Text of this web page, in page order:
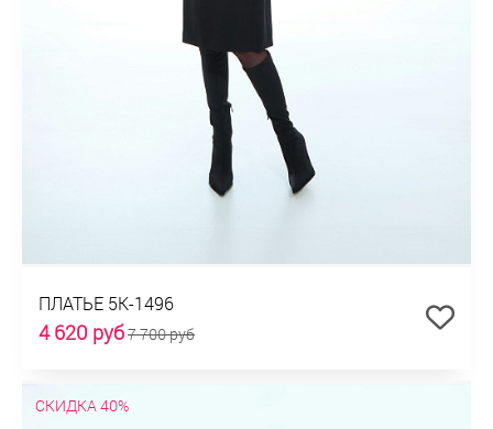
ПЛАТЬЕ 5К-1496
4 620 руб7 700 руб
СКИДКА 40%